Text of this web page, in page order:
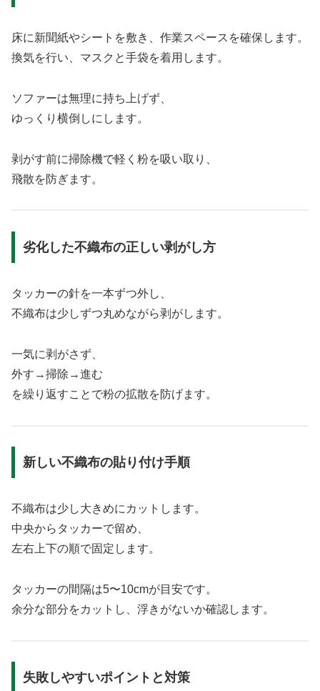
床に新聞紙やシートを敷き、作業スペースを確保します。
換気を行い、マスクと手袋を着用します。
ソファーは無理に持ち上げず、
ゆっくり横倒しにします。
剥がす前に掃除機で軽く粉を吸い取り、
飛散を防ぎます。
劣化した不織布の正しい剥がし方
タッカーの針を一本ずつ外し、
不織布は少しずつ丸めながら剥がします。
一気に剥がさず、
外す→掃除→進む
を繰り返すことで粉の拡散を防げます。
新しい不織布の貼り付け手順
不織布は少し大きめにカットします。
中央からタッカーで留め、
左右上下の順で固定します。
タッカーの間隔は5〜10cmが目安です。
余分な部分をカットし、浮きがないか確認します。
失敗しやすいポイントと対策